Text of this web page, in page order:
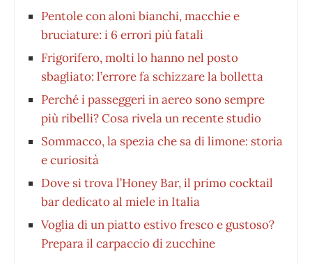
Pentole con aloni bianchi, macchie e
bruciature: i 6 errori più fatali
Frigorifero, molti lo hanno nel posto
sbagliato: l’errore fa schizzare la bolletta
Perché i passeggeri in aereo sono sempre
più ribelli? Cosa rivela un recente studio
Sommacco, la spezia che sa di limone: storia
e curiosità
Dove si trova l’Honey Bar, il primo cocktail
bar dedicato al miele in Italia
Voglia di un piatto estivo fresco e gustoso?
Prepara il carpaccio di zucchine